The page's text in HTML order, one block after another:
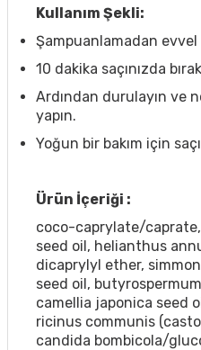
Kullanım Şekli:
Şampuanlamadan evvel
10 dakika saçınızda
Ardından durulayın ve
yapın.
Yoğun bir bakım için
Ürün İçeriği :
coco-caprylate/
seed oil, helianthus
dicaprylyl ether,
seed oil,
camellia japonica seed
ricinus communis
candida bombicola/